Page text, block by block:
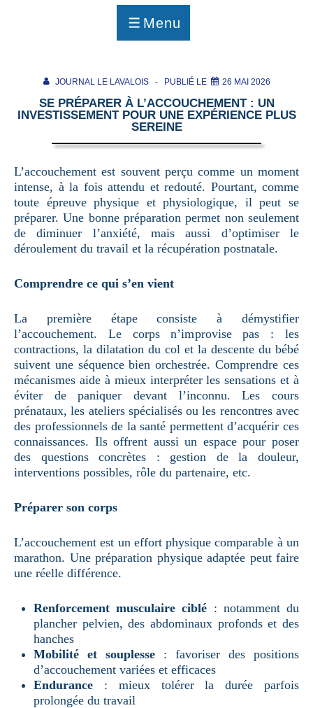
Menu
MENU
JOURNAL LE LAVALOIS PUBLIÉ LE 26 MAI 2026
SE PRÉPARER À L’ACCOUCHEMENT : UN
INVESTISSEMENT POUR UNE EXPÉRIENCE PLUS
SEREINE
L’accouchement est souvent perçu comme un moment
intense, à la fois attendu et redouté. Pourtant, comme
toute épreuve physique et physiologique, il peut se
préparer. Une bonne préparation permet non seulement
de diminuer l’anxiété, mais aussi d’optimiser le
déroulement du travail et la récupération postnatale.
Comprendre ce qui s’en vient
La première étape consiste à démystifier
l’accouchement. Le corps n’improvise pas : les
contractions, la dilatation du col et la descente du bébé
suivent une séquence bien orchestrée. Comprendre ces
mécanismes aide à mieux interpréter les sensations et à
éviter de paniquer devant l’inconnu. Les cours
prénataux, les ateliers spécialisés ou les rencontres avec
des professionnels de la santé permettent d’acquérir ces
connaissances. Ils offrent aussi un espace pour poser
des questions concrètes : gestion de la douleur,
interventions possibles, rôle du partenaire, etc.
Préparer son corps
L’accouchement est un effort physique comparable à un
marathon. Une préparation physique adaptée peut faire
une réelle différence.
Renforcement musculaire ciblé : notamment du
plancher pelvien, des abdominaux profonds et des
hanches
Mobilité et souplesse : favoriser des positions
d’accouchement variées et efficaces
Endurance : mieux tolérer la durée parfois
prolongée du travail